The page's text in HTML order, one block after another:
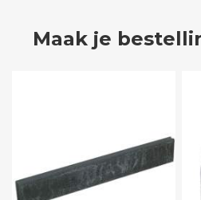
Maak je